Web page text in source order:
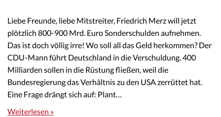
Liebe Freunde, liebe Mitstreiter, Friedrich Merz will jetzt
plötzlich 800-900 Mrd. Euro Sonderschulden aufnehmen.
Das ist doch völlig irre! Wo soll all das Geld herkommen? Der
CDU-Mann führt Deutschland in die Verschuldung. 400
Milliarden sollen in die Rüstung fließen, weil die
Bundesregierung das Verhältnis zu den USA zerrüttet hat.
Eine Frage drängt sich auf: Plant…
Weiterlesen »